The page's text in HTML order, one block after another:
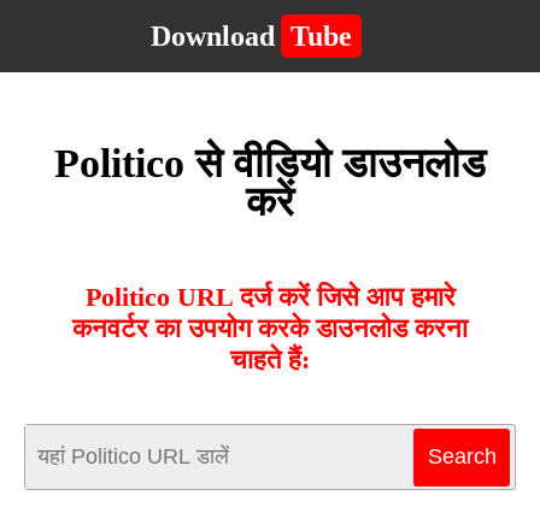
Download Tube
Politico से वीडियो डाउनलोड
करें
Politico URL दर्ज करें जिसे आप हमारे
कनवर्टर का उपयोग करके डाउनलोड करना
चाहते हैं: